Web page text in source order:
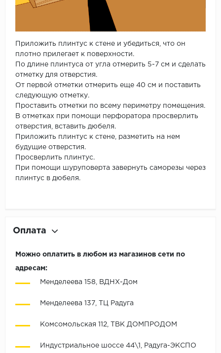
Приложить плинтус к стене и убедиться, что он
плотно прилегает к поверхности.
По длине плинтуса от угла отмерить 5-7 см и сделать
отметку для отверстия.
От первой отметки отмерить еще 40 см и поставить
следующую отметку.
Проставить отметки по всему периметру помещения.
В отметках при помощи перфоратора просверлить
отверстия, вставить дюбеля.
Приложить плинтус к стене, разметить на нем
будущие отверстия.
Просверлить плинтус.
При помощи шуруповерта завернуть саморезы через
плинтус в дюбеля.
Оплата
Можно оплатить в любом из магазинов сети по
адресам:
Менделеева 158, ВДНХ-Дом
Менделеева 137, ТЦ Радуга
Комсомольская 112, ТВК ДОМПРОДОМ
Индустриальное шоссе 44\1, Радуга-ЭКСПО